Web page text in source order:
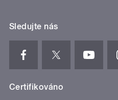
Sledujte nás
Certifikováno